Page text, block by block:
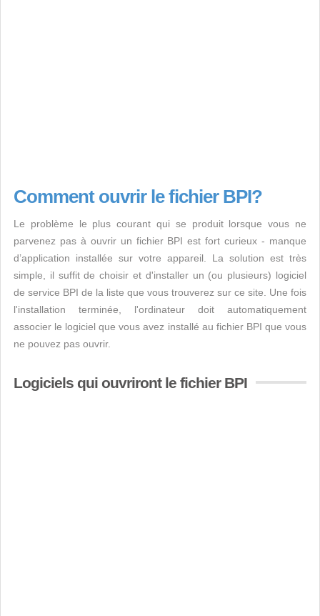
Comment ouvrir le fichier BPI?
Le problème le plus courant qui se produit lorsque vous ne
parvenez pas à ouvrir un fichier BPI est fort curieux - manque
d’application installée sur votre appareil. La solution est très
simple, il suffit de choisir et d'installer un (ou plusieurs) logiciel
de service BPI de la liste que vous trouverez sur ce site. Une fois
l'installation terminée, l'ordinateur doit automatiquement
associer le logiciel que vous avez installé au fichier BPI que vous
ne pouvez pas ouvrir.
Logiciels qui ouvriront le fichier BPI